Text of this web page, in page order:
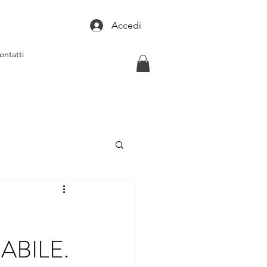
Accedi